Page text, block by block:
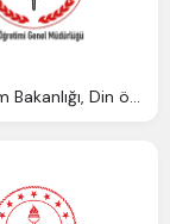
Milli Eğitim Bakanlığı, Din öğretim Genel Müdürlüğü Logo